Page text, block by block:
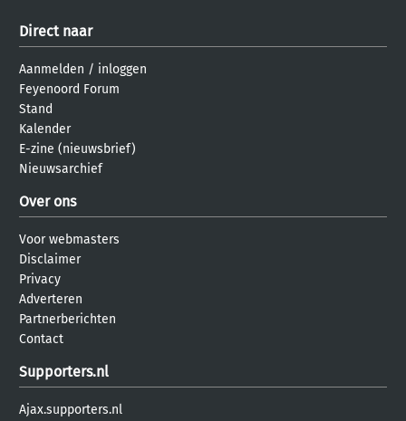
Direct naar
Aanmelden / inloggen
Feyenoord Forum
Stand
Kalender
E-zine (nieuwsbrief)
Nieuwsarchief
Over ons
Voor webmasters
Disclaimer
Privacy
Adverteren
Partnerberichten
Contact
Supporters.nl
Ajax.supporters.nl